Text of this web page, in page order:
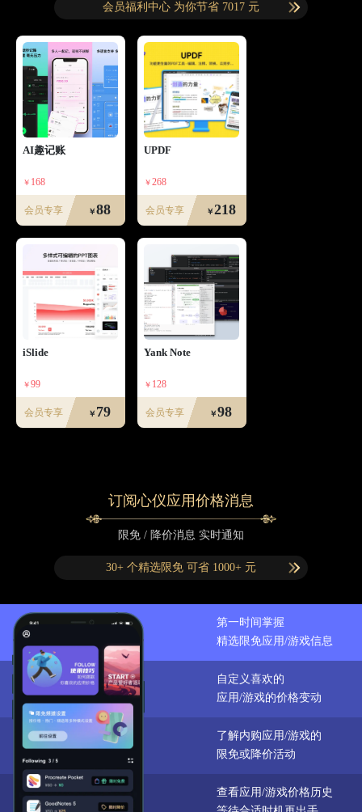
会员福利中心 为你节省 7017 元
AI趣记账
168
会员专享 88
UPDF
268
会员专享 218
iSlide
99
会员专享 79
Yank Note
128
会员专享 98
订阅心仪应用价格消息
限免 / 降价消息 实时通知
30+ 个精选限免 可省 1000+ 元
第一时间掌握
精选限免应用/游戏信息
自定义喜欢的
应用/游戏的价格变动
了解内购应用/游戏的
限免或降价活动
查看应用/游戏价格历史